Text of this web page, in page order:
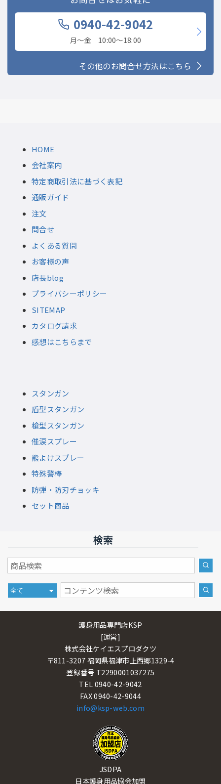
0940-42-9042
月〜金 10:00〜18:00
その他のお問合せ方法はこちら
HOME
会社案内
特定商取引法に基づく表記
通販ガイド
注文
問合せ
よくある質問
お客様の声
店長blog
プライバシーポリシー
SITEMAP
カタログ請求
感想はこちらまで
スタンガン
盾型スタンガン
槍型スタンガン
催涙スプレー
熊よけスプレー
特殊警棒
防弾・防刃チョッキ
セット商品
検索
護身用品専門店KSP
[運営]
株式会社ケイエスプロダクツ
〒811-3207 福岡県福津市上西郷1329-4
登録番号 T2290001037275
TEL 0940-42-9042
FAX 0940-42-9044
info@ksp-web.com
JSDPA
日本護身用品協会加盟